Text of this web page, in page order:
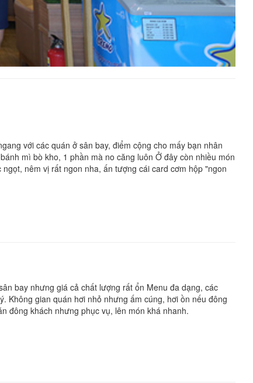
với các quán ở sân bay, điểm cộng cho mấy bạn nhân
mì bò kho, 1 phần mà no căng luôn Ở đây còn nhiều món
nêm vị rất ngon nha, ấn tượng cái card cơm hộp "ngon
bay nhưng giá cả chất lượng rất ổn Menu đa dạng, các
Không gian quán hơi nhỏ nhưng ấm cúng, hơi ồn nếu đông
đông khách nhưng phục vụ, lên món khá nhanh.